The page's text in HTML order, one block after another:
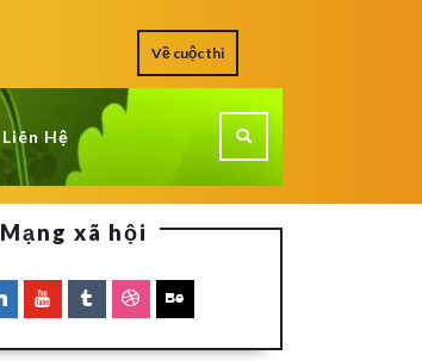
Về cuộc thi
Liên Hệ
Mạng xã hội